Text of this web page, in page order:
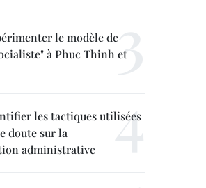
le modèle de
à Phuc Thinh et
les tactiques utilisées
doute sur la
administrative